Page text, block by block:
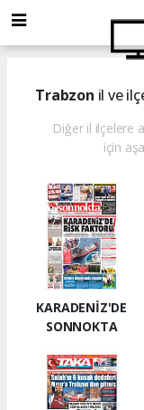
Trabzon il ve
Diğer il ilçelere
için
KARADENİZ'DE
SONNOKTA